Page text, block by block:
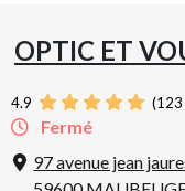
OPTIC ET
4.9 (123
Fermé
97 avenue jean